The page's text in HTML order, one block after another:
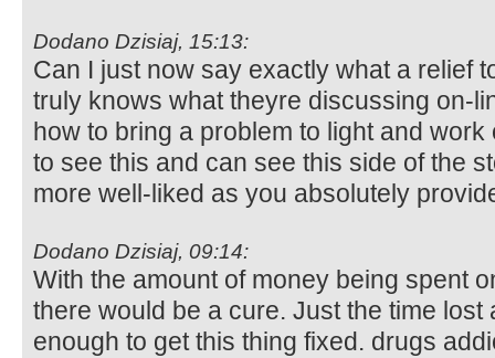
Dodano Dzisiaj, 15:13:
Can I just now say exactly what a relief
truly knows what theyre discussing on-
how to bring a problem to light and
to see this and can see this side of the
more well-liked as you absolutely
Dodano Dzisiaj, 09:14:
With the amount of money being spent
there would be a cure. Just the time
enough to get this thing fixed. drugs